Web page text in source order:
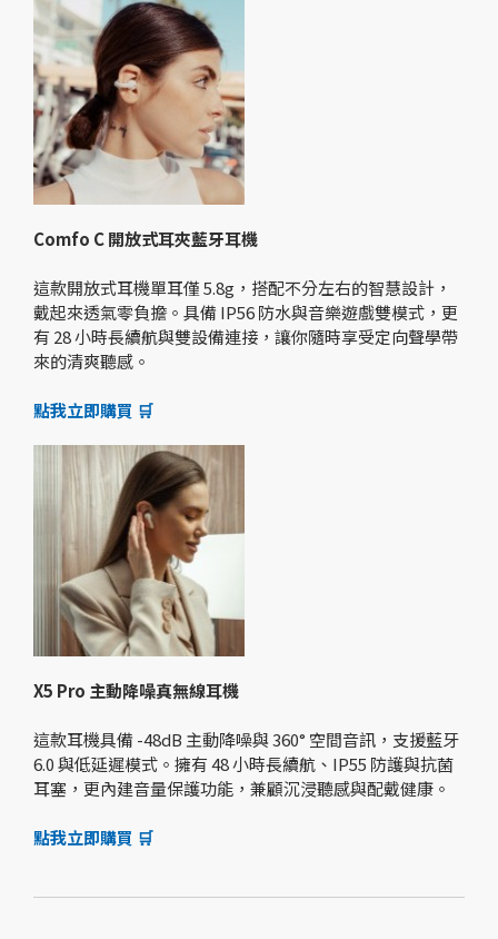
Comfo C 開放式耳夾藍牙耳機
這款開放式耳機單耳僅 5.8g，搭配不分左右的智慧設計，
戴起來透氣零負擔。具備 IP56 防水與音樂遊戲雙模式，更
有 28 小時長續航與雙設備連接，讓你隨時享受定向聲學帶
來的清爽聽感。
點我立即購買 🛒
X5 Pro 主動降噪真無線耳機
這款耳機具備 -48dB 主動降噪與 360° 空間音訊，支援藍牙
6.0 與低延遲模式。擁有 48 小時長續航、IP55 防護與抗菌
耳塞，更內建音量保護功能，兼顧沉浸聽感與配戴健康。
點我立即購買 🛒